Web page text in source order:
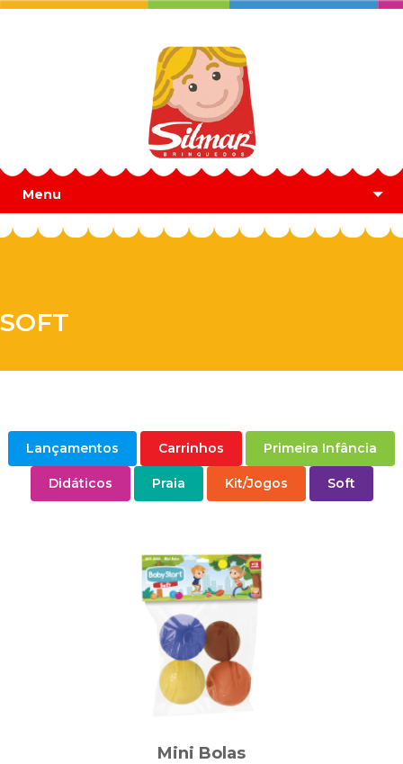
Menu
SOFT
Lançamentos Carrinhos Primeira Infância
Didáticos Praia Kit/Jogos Soft
Mini Bolas